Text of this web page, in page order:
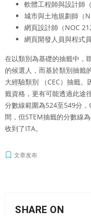
軟體工程師與設計師
城市與土地規劃師（
網頁設計師（NOC
網頁開發人員與程式
在以類別為基礎的抽籤中，
的候選人，而基於類別抽籤
大經驗類別 （CEC）抽籤
籤資格，更有可能透過此途
分數線範圍為524至549分，
間，但STEM抽籤的分數線
收到了ITA。
文章发布
SHARE ON